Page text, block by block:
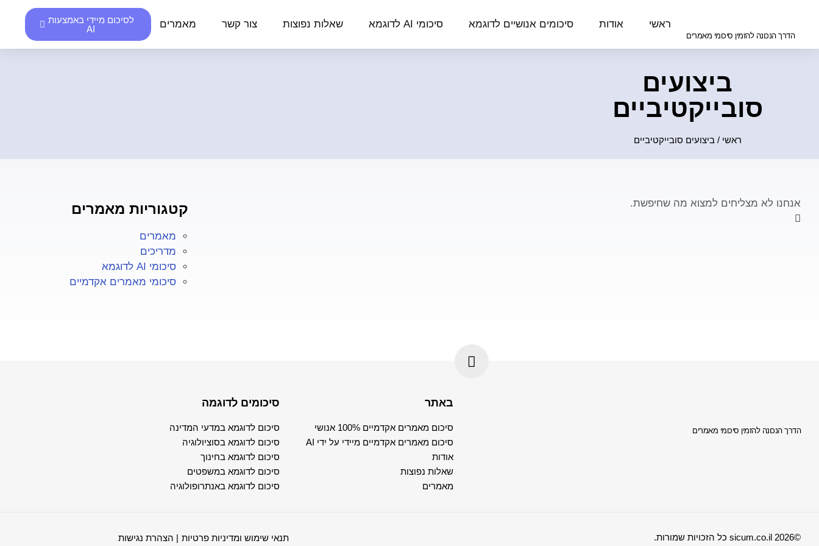
הדרך הנכונה להזמין סיכומי מאמרים
ראשי אודות סיכומים אנושיים לדוגמא סיכומי AI לדוגמא שאלות נפוצות צור קשר מאמרים
לסיכום מיידי באמצעות
AI
ביצועים
סובייקטיביים
ראשי / ביצועים סובייקטיביים
אנחנו לא מצליחים למצוא מה שחיפשת. קטגוריות מאמרים
מאמרים
מדריכים
סיכומי AI לדוגמא
סיכומי מאמרים אקדמיים
הדרך הנכונה להזמין סיכומי מאמרים
באתר
סיכום מאמרים אקדמיים 100% אנושי
סיכום מאמרים אקדמיים מיידי על ידי AI
אודות
שאלות נפוצות
מאמרים
סיכומים לדוגמה
סיכום לדוגמא במדעי המדינה
סיכום לדוגמא בסוציולוגיה
סיכום לדוגמא בחינוך
סיכום לדוגמא במשפטים
סיכום לדוגמא באנתרופולוגיה
©2026 sicum.co.il כל הזכויות שמורות. תנאי שימוש ומדיניות פרטיות | הצהרת נגישות